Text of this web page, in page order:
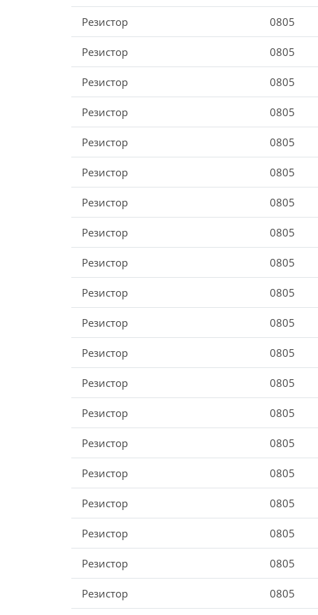
Резистор 0805
Резистор 0805
Резистор 0805
Резистор 0805
Резистор 0805
Резистор 0805
Резистор 0805
Резистор 0805
Резистор 0805
Резистор 0805
Резистор 0805
Резистор 0805
Резистор 0805
Резистор 0805
Резистор 0805
Резистор 0805
Резистор 0805
Резистор 0805
Резистор 0805
Резистор 0805